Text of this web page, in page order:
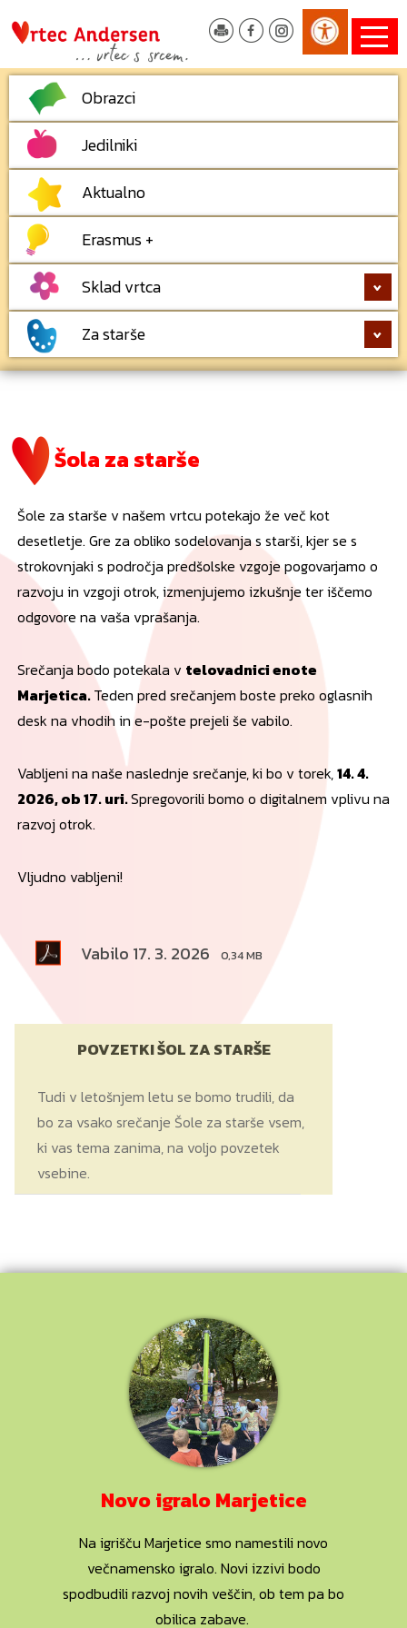
Obrazci
Jedilniki
Aktualno
Erasmus +
Sklad vrtca
Za starše
Šola za starše
Šole za starše v našem vrtcu potekajo že več kot
desetletje. Gre za obliko sodelovanja s starši, kjer se s
strokovnjaki s področja predšolske vzgoje pogovarjamo o
razvoju in vzgoji otrok, izmenjujemo izkušnje ter iščemo
odgovore na vaša vprašanja.
Srečanja bodo potekala v telovadnici enote
Marjetica.Teden pred srečanjem boste preko oglasnih
desk na vhodih in e-pošte prejeli še vabilo.
Vabljeni na naše naslednje srečanje, ki bo v torek,14. 4.
2026, ob 17. uri.Spregovorili bomo o digitalnem vplivu na
razvoj otrok.
Vljudno vabljeni!
Vabilo 17. 3. 2026 0,34 MB
POVZETKI ŠOL ZA STARŠE
Tudi v letošnjem letu se bomo trudili, da
bo za vsako srečanje Šole za starše vsem,
ki vas tema zanima, na voljo povzetek
vsebine.
Novo igralo Marjetice
Na igrišču Marjetice smo namestili novo
večnamensko igralo. Novi izzivi bodo
spodbudili razvoj novih veščin, ob tem pa bo
obilica zabave.